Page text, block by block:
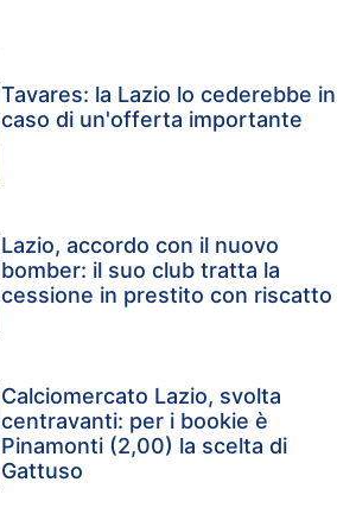
Tavares: la Lazio lo cederebbe in
caso di un'offerta importante
Lazio, accordo con il nuovo
bomber: il suo club tratta la
cessione in prestito con riscatto
Calciomercato Lazio, svolta
centravanti: per i bookie è
Pinamonti (2,00) la scelta di
Gattuso